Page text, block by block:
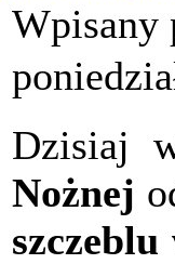
Wpisany
Dzisiaj
Nożnej